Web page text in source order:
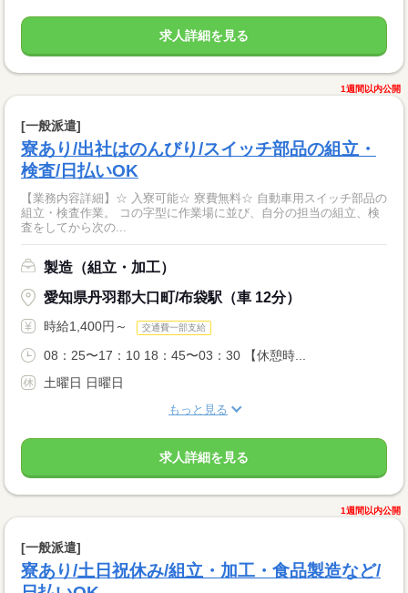
求人詳細を見る
1週間以内公開
[一般派遣]
寮あり/出社はのんびり/スイッチ部品の組立・
検査/日払いOK
【業務内容詳細】☆ 入寮可能☆ 寮費無料☆ 自動車用スイッチ部品の
組立・検査作業。 コの字型に作業場に並び、自分の担当の組立、検
査をしてから次の...
製造（組立・加工）
愛知県丹羽郡大口町/布袋駅（車 12分）
時給1,400円～ 交通費一部支給
08：25〜17：10 18：45〜03：30 【休憩時...
土曜日 日曜日
もっと見る
求人詳細を見る
1週間以内公開
[一般派遣]
寮あり/土日祝休み/組立・加工・食品製造など/